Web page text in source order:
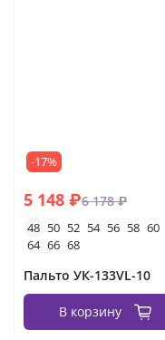
-17%
5 148 ₽6 178 ₽
48 50 52 54 56 58 60
64 66 68
Пальто УК-133VL-10
В корзину